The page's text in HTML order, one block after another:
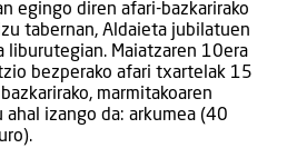
egingo diren afari-bazkarirako
tabernan, Aldaieta jubilatuen
liburutegian. Maiatzaren 10era
bezperako afari txartelak 15
marmitakoaren
izango da: arkumea (40